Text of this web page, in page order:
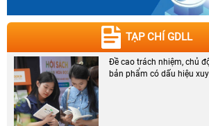
TẠP CHÍ GDLL
Đề cao trách nhiệm, chủ
bản phẩm có dấu hiệu